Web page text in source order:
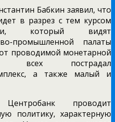
Бабкин заявил, что
в разрез с тем курсом
который видят
промышленной палаты
проводимой монетарной
всех пострадал
а также малый и
проводит
политику, характерную